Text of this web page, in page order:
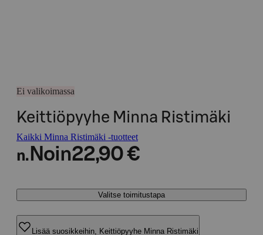
Ei valikoimassa
Keittiöpyyhe Minna Ristimäki
Kaikki Minna Ristimäki -tuotteet
n. Noin22,90 €
Valitse toimitustapa
Lisää suosikkeihin, Keittiöpyyhe Minna Ristimäki